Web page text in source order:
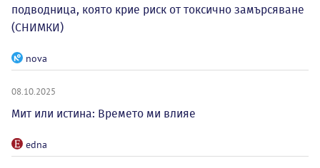
подводница, която крие риск от токсично замърсяване
(СНИМКИ)
nova
08.10.2025
Мит или истина: Времето ми влияе
edna